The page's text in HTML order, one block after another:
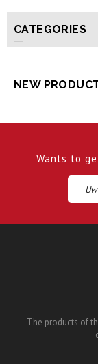
CATEGORIES
NEW
Wants to
The products of